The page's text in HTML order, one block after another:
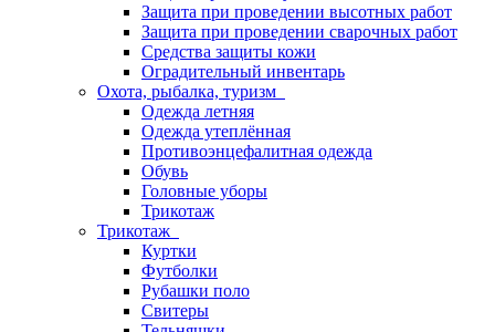
Защита при проведении высотных работ
Защита при проведении сварочных работ
Средства защиты кожи
Оградительный инвентарь
Охота, рыбалка, туризм
Одежда летняя
Одежда утеплённая
Противоэнцефалитная одежда
Обувь
Головные уборы
Трикотаж
Трикотаж
Куртки
Футболки
Рубашки поло
Свитеры